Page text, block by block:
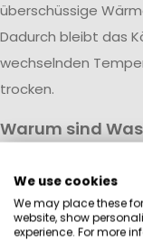
überschüssige
Dadurch bleibt das
wechselnden
trocken.
Warum sind
Eine hochwertige
Wasserdichtigkeit
Wassersäule vor
We use cookies
We may place these
website, show
experience. For more